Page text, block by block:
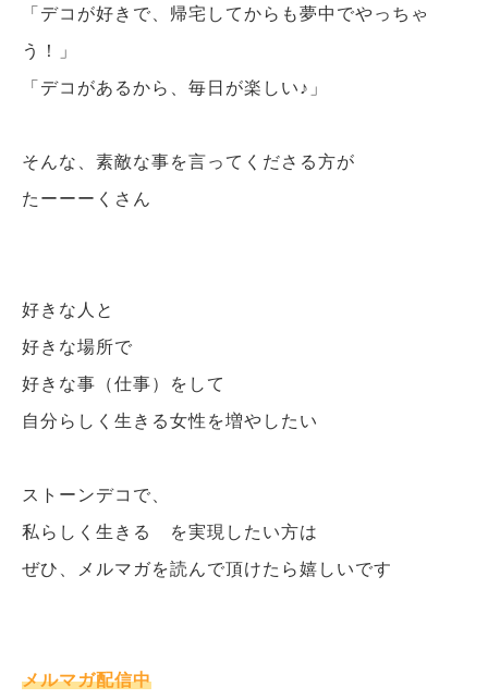
「デコが好きで、帰宅してからも夢中でやっちゃ
う！」
「デコがあるから、毎日が楽しい♪」
そんな、素敵な事を言ってくださる方が
たーーーくさん
好きな人と
好きな場所で
好きな事（仕事）をして
自分らしく生きる女性を増やしたい
ストーンデコで、
私らしく生きる を実現したい方は
ぜひ、メルマガを読んで頂けたら嬉しいです
メルマガ配信中